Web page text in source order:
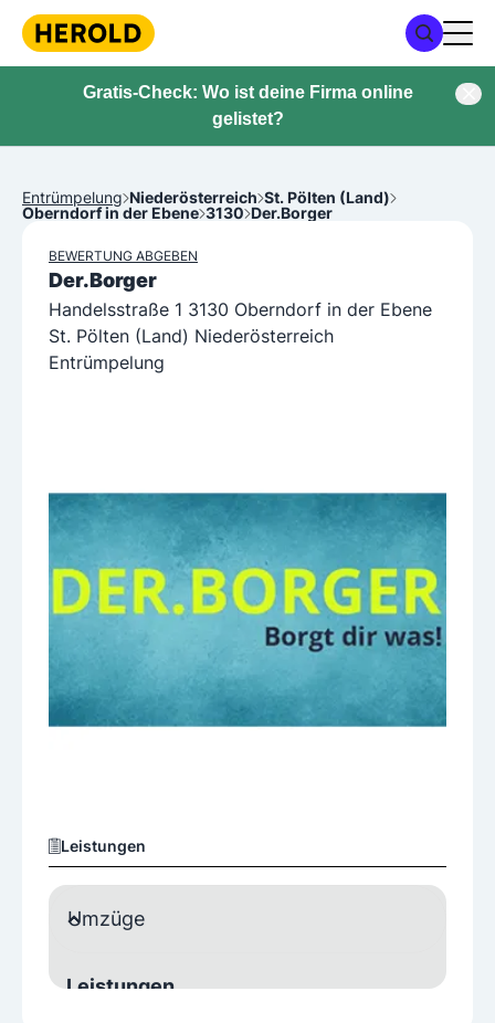
Gratis-Check: Wo ist deine Firma online
gelistet?
Entrümpelung Niederösterreich St. Pölten (Land)
Oberndorf in der Ebene 3130 Der.Borger
BEWERTUNG ABGEBEN
Der.Borger
Handelsstraße 1 3130 Oberndorf in der Ebene
St. Pölten (Land) Niederösterreich
Entrümpelung
Leistungen
Umzüge
Leistungen